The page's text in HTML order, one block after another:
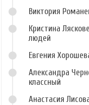
Виктория
Кристина
людей
Евгения
Александра
классный
Анастасия